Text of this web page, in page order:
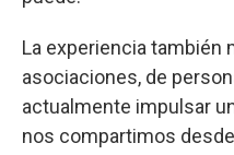
La experiencia también
asociaciones, de
actualmente impulsar
nos compartimos